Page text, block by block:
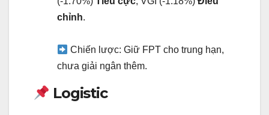
chỉnh.
Chiến lược: Giữ FPT cho trung hạn,
chưa giải ngân thêm.
Logistic